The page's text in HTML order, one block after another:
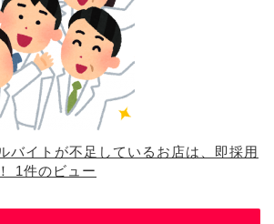
バイトが不足しているお店は、即採用
1件のビュー